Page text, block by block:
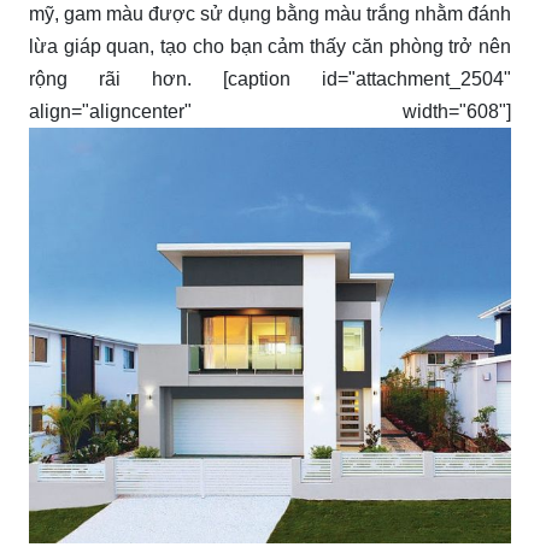
mỹ, gam màu được sử dụng bằng màu trắng nhằm đánh
lừa giáp quan, tạo cho bạn cảm thấy căn phòng trở nên
rộng rãi hơn. [caption id="attachment_2504"
align="aligncenter" width="608"]